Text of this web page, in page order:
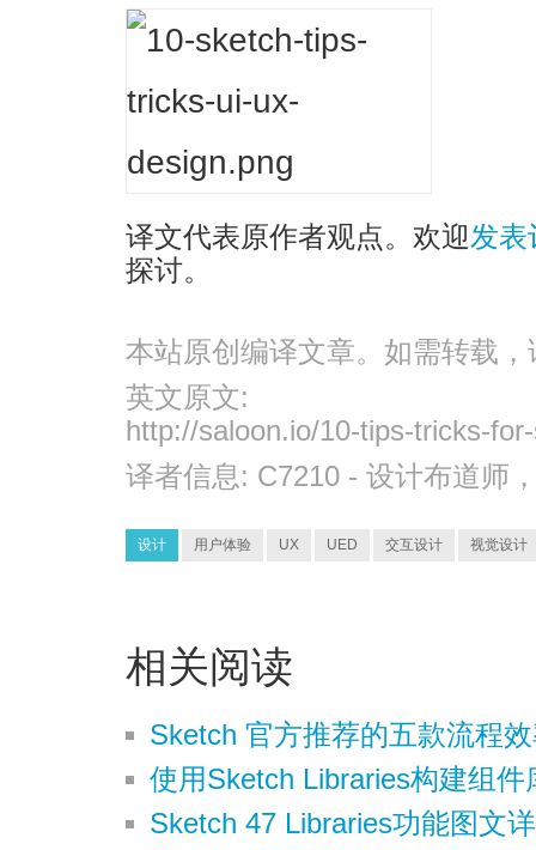
译文代表原作者观点。欢迎发表
探讨。
本站原创编译文章。如需转载
英文原文:
http://saloon.io/10-tips-tricks-
译者信息: C7210 - 设计布道师
设计 用户体验 UX UED 交互设计 视觉设计
相关阅读
Sketch 官方推荐的五款流程
使用Sketch Libraries构建组件
Sketch 47 Libraries功能图文